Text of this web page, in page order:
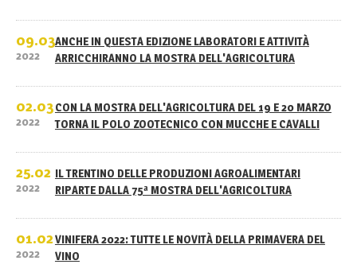
09.03
2022
ANCHE IN QUESTA EDIZIONE LABORATORI E ATTIVITÀ
ARRICCHIRANNO LA MOSTRA DELL'AGRICOLTURA
02.03
2022
CON LA MOSTRA DELL'AGRICOLTURA DEL 19 E 20 MARZO
TORNA IL POLO ZOOTECNICO CON MUCCHE E CAVALLI
25.02
2022
IL TRENTINO DELLE PRODUZIONI AGROALIMENTARI
RIPARTE DALLA 75ª MOSTRA DELL'AGRICOLTURA
01.02
2022
VINIFERA 2022: TUTTE LE NOVITÀ DELLA PRIMAVERA DEL
VINO